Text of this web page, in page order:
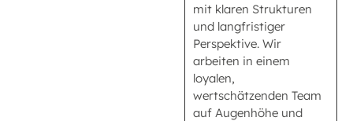
mit klaren Strukturen
und langfristiger
Perspektive. Wir
arbeiten in einem
loyalen,
wertschätzenden Team
auf Augenhöhe und